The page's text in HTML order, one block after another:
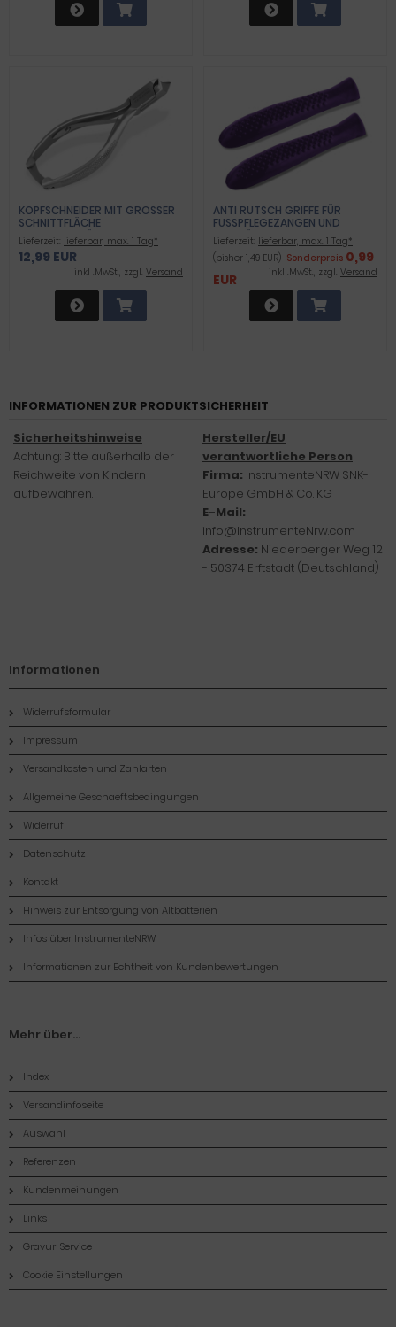
KOPFSCHNEIDER MIT GROSSER S
CHNITTFLÄCHE P
ROFIQUALITÄT
Lieferzeit: lieferbar, max. 1 Tag*
12,99 EUR
inkl .MwSt., zzgl. Versand
ANTI RUTSCH GRIFFE FÜR
FUSSPFLEGEZANGEN UND M
ANIKÜREZANGEN LILA
Lieferzeit: lieferbar, max. 1 Tag*
(bisher 1,49 EUR) Sonderpreis 0,99
EUR
inkl .MwSt., zzgl. Versand
INFORMATIONEN ZUR PRODUKTSICHERHEIT
Sicherheitshinweise
Achtung: Bitte außerhalb der
Reichweite von Kindern
aufbewahren.
Hersteller/EU
verantwortliche Person
Firma: InstrumenteNRW SNK-
Europe GmbH & Co. KG
E-Mail:
info@InstrumenteNrw.com
Adresse: Niederberger Weg 12
- 50374 Erftstadt (Deutschland)
Informationen
Widerrufsformular
Impressum
Versandkosten und Zahlarten
Allgemeine Geschaeftsbedingungen
Widerruf
Datenschutz
Kontakt
Hinweis zur Entsorgung von Altbatterien
Infos über InstrumenteNRW
Informationen zur Echtheit von Kundenbewertungen
Mehr über...
Index
Versandinfoseite
Auswahl
Referenzen
Kundenmeinungen
Links
Gravur-Service
Cookie Einstellungen